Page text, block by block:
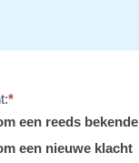
*
een reeds
een nieuwe klacht